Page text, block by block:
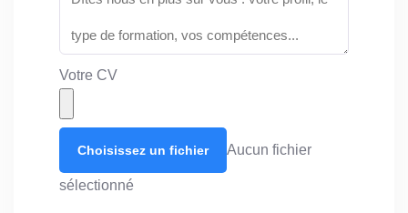
Votre CV
Choisissez un fichier Aucun fichier
sélectionné